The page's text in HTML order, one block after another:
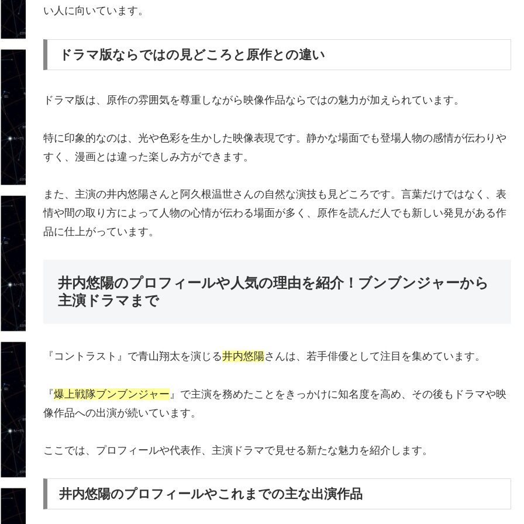
い人に向いています。
ドラマ版ならではの見どころと原作との違い
ドラマ版は、原作の雰囲気を尊重しながら映像作品ならではの魅力が加えられています。
特に印象的なのは、光や色彩を生かした映像表現です。静かな場面でも登場人物の感情が伝わりや
すく、漫画とは違った楽しみ方ができます。
また、主演の井内悠陽さんと阿久根温世さんの自然な演技も見どころです。言葉だけではなく、表
情や間の取り方によって人物の心情が伝わる場面が多く、原作を読んだ人でも新しい発見がある作
品に仕上がっています。
井内悠陽のプロフィールや人気の理由を紹介！ブンブンジャーから
主演ドラマまで
『コントラスト』で青山翔太を演じる井内悠陽さんは、若手俳優として注目を集めています。
『爆上戦隊ブンブンジャー 』で主演を務めたことをきっかけに知名度を高め、その後もドラマや映
像作品への出演が続いています。
ここでは、プロフィールや代表作、主演ドラマで見せる新たな魅力を紹介します。
井内悠陽のプロフィールやこれまでの主な出演作品